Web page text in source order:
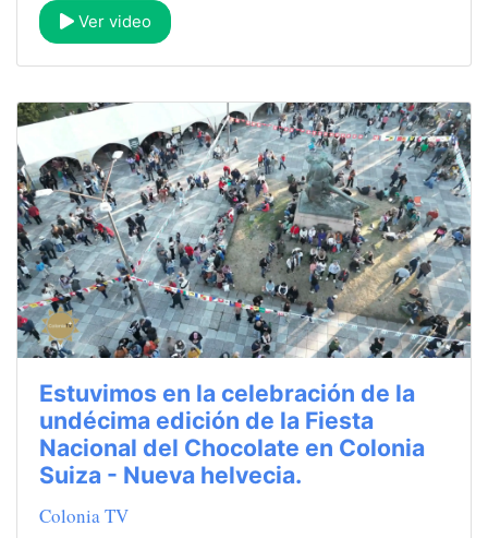
Ver video
Estuvimos en la celebración de la
undécima edición de la Fiesta
Nacional del Chocolate en Colonia
Suiza - Nueva helvecia.
Colonia TV